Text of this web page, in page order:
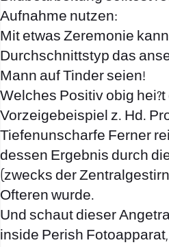
Aufnahme nutzen:
Mit etwas Zeremonie
Durchschnittstyp das
Mann auf Tinder seien!
Welches Positiv obig
Vorzeigebeispiel z. Hd.
Tiefenunscharfe Ferner
dessen Ergebnis durch
(zwecks der
Ofteren wurde.
Und schaut dieser
inside Perish